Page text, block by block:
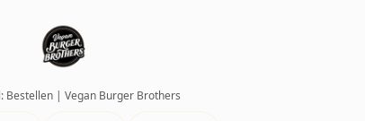
Bestellen | Vegan Burger Brothers